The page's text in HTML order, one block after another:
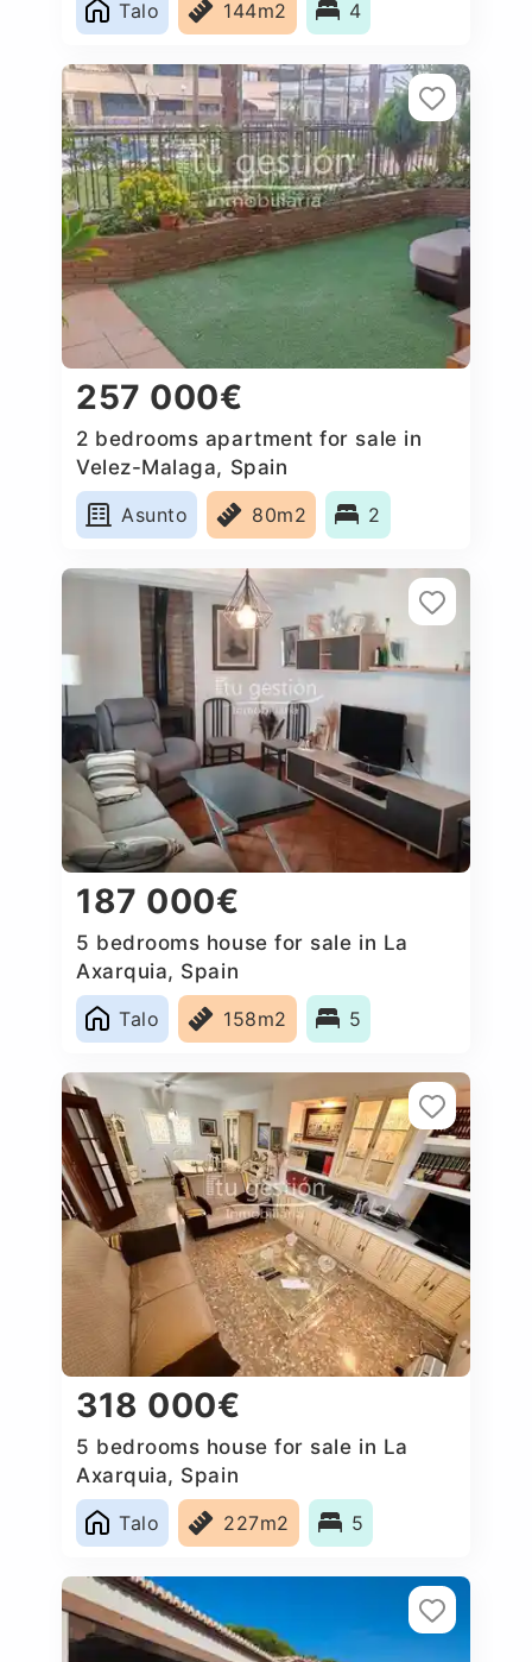
Talo 144m2 4
257 000€
2 bedrooms apartment for sale in
Velez-Malaga, Spain
Asunto
80m2 2
187 000€
5 bedrooms house for sale in La
Axarquia, Spain
Talo
158m2 5
318 000€
5 bedrooms house for sale in La
Axarquia, Spain
Talo
227m2 5